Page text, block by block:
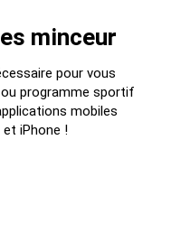
minceur
pour vous
programme sportif
mobiles
iPhone !